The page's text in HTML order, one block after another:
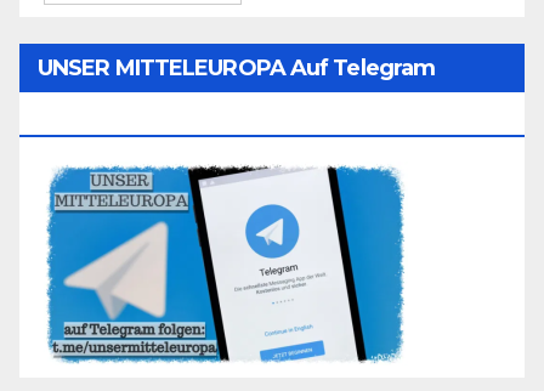
UNSER MITTELEUROPA Auf Telegram